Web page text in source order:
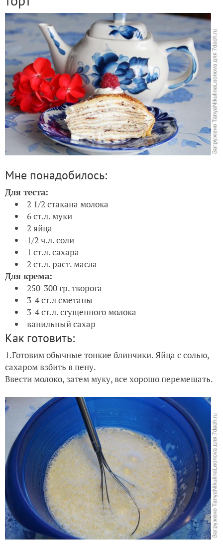
Мне понадобилось:
Для теста:
2 1/2 стакана молока
6 ст.л. муки
2 яйца
1/2 ч.л. соли
1 ст.л. сахара
2 ст.л. раст. масла
Для крема:
250-300 гр. творога
3-4 ст.л сметаны
3-4 ст.л. сгущенного молока
ванильный сахар
Как готовить:
1.Готовим обычные тонкие блинчики. Яйца с солью,
сахаром взбить в пену.
Ввести молоко, затем муку, все хорошо перемешать.